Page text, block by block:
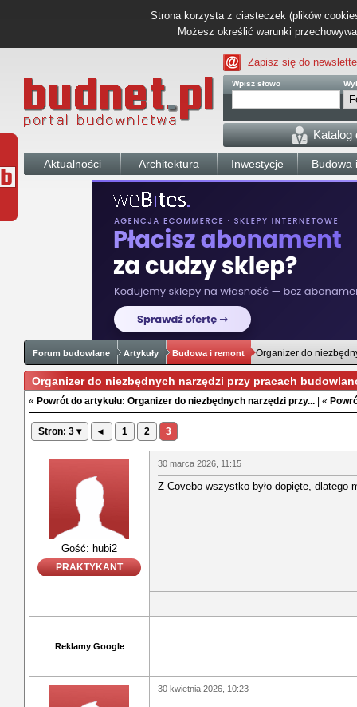
Strona korzysta z ciasteczek (plików
Możesz określić warunki
Zapisz się do
Wpisz słowo
Katalog
Aktualności Architektura Inwestycje Budowa
Forum budowlane Artykuły Budowa i remont Organizer do
Organizer do niezbędnych narzędzi przy pracach
« Powrót do artykułu: Organizer do niezbędnych narzędzi przy... | «
Stron: 3 ▾ ◂ 1 2 3
Gość: hubi2
PRAKTYKANT
30 marca 2026, 11:15
Z Covebo wszystko było dopięte, dlatego
Reklamy Google
30 kwietnia 2026, 10:23